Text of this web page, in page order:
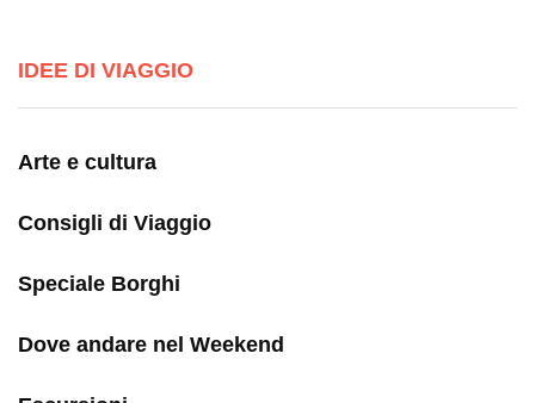
IDEE DI VIAGGIO
Arte e cultura
Consigli di Viaggio
Speciale Borghi
Dove andare nel Weekend